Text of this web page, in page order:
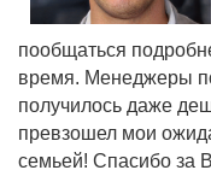
пообщаться
время. Менеджеры
получилось даже
превзошел мои
семьей! Спасибо за